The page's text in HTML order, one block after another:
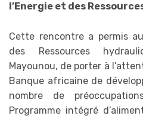
l’Energie et des
Cette rencontre a permis
des Ressources
Mayounou, de porter à
Banque africaine de
nombre de
Programme intégré